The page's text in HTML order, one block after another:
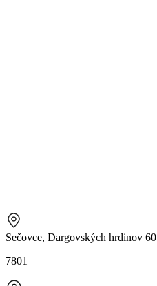
Sečovce, Dargovských hrdinov 60
7801